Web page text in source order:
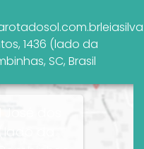
, 1436 (lado da
, SC, Brasil
dos
da